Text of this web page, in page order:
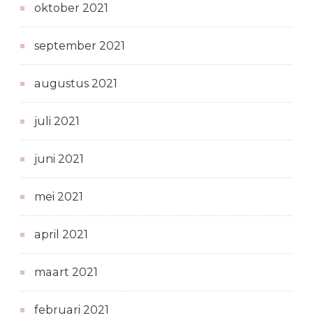
oktober 2021
september 2021
augustus 2021
juli 2021
juni 2021
mei 2021
april 2021
maart 2021
februari 2021